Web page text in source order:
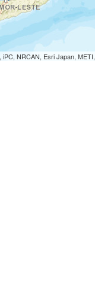
NRCAN, Esri Japan,